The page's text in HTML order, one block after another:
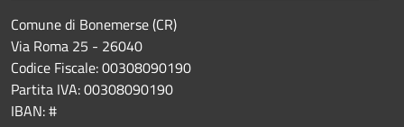
Comune di Bonemerse (CR)
Via Roma 25 - 26040
Codice Fiscale: 00308090190
Partita IVA: 00308090190
IBAN: #